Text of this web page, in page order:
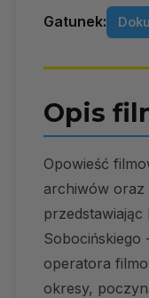
Gatunek:
Opis
Opowieść
archiwów oraz
Sobocińskiego
operatora
okresy,